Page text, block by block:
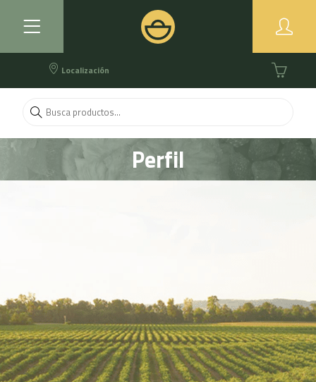
Localización
Perfil